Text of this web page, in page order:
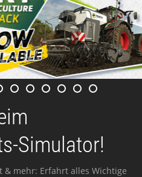
Simulator!
& mehr: Erfahrt alles Wichtige